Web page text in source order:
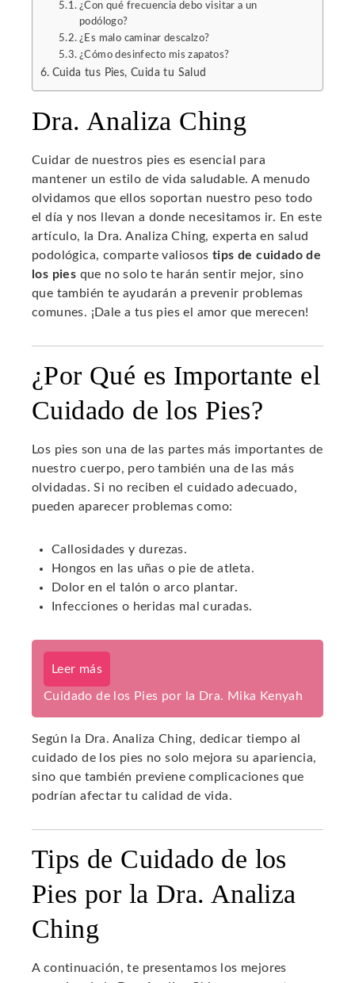
¿Con qué frecuencia debo visitar a un
podólogo?
¿Es malo caminar descalzo?
¿Cómo desinfecto mis zapatos?
Cuida tus Pies, Cuida tu Salud
Dra. Analiza Ching
Cuidar de nuestros pies es esencial para
mantener un estilo de vida saludable. A menudo
olvidamos que ellos soportan nuestro peso todo
el día y nos llevan a donde necesitamos ir. En este
artículo, la Dra. Analiza Ching, experta en salud
podológica, comparte valiosos tips de cuidado de
los pies que no solo te harán sentir mejor, sino
que también te ayudarán a prevenir problemas
comunes. ¡Dale a tus pies el amor que merecen!
¿Por Qué es Importante el
Cuidado de los Pies?
Los pies son una de las partes más importantes de
nuestro cuerpo, pero también una de las más
olvidadas. Si no reciben el cuidado adecuado,
pueden aparecer problemas como:
Callosidades y durezas.
Hongos en las uñas o pie de atleta.
Dolor en el talón o arco plantar.
Infecciones o heridas mal curadas.
Leer más
Cuidado de los Pies por la Dra. Mika Kenyah
Según la Dra. Analiza Ching, dedicar tiempo al
cuidado de los pies no solo mejora su apariencia,
sino que también previene complicaciones que
podrían afectar tu calidad de vida.
Tips de Cuidado de los
Pies por la Dra. Analiza
Ching
A continuación, te presentamos los mejores